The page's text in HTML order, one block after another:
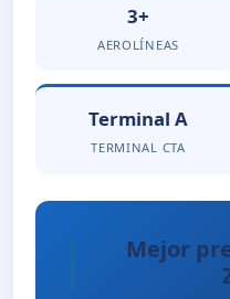
3+
AEROLÍNEAS
Terminal A
TERMINAL CTA
Mejor